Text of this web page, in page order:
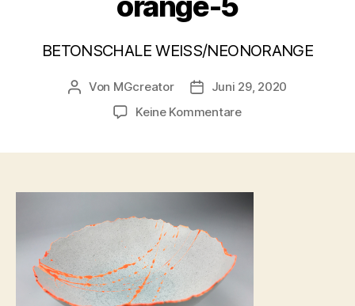
BETONSCHALE WEISS/NEONORANGE
Beitragsautor
Von MGcreator Beitragsdatum
Juni 29, 2020
Keine Kommentarezu
neon-